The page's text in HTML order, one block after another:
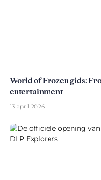
World of Frozen gids:
entertainment
13 april 2026